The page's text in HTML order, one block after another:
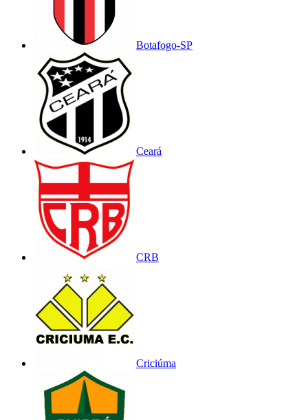
Botafogo-SP
Ceará
CRB
Criciúma